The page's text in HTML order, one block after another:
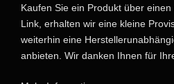
Kaufen Sie ein Produkt über
Link, erhalten wir eine kleine
weiterhin eine
anbieten. Wir danken Ihnen für